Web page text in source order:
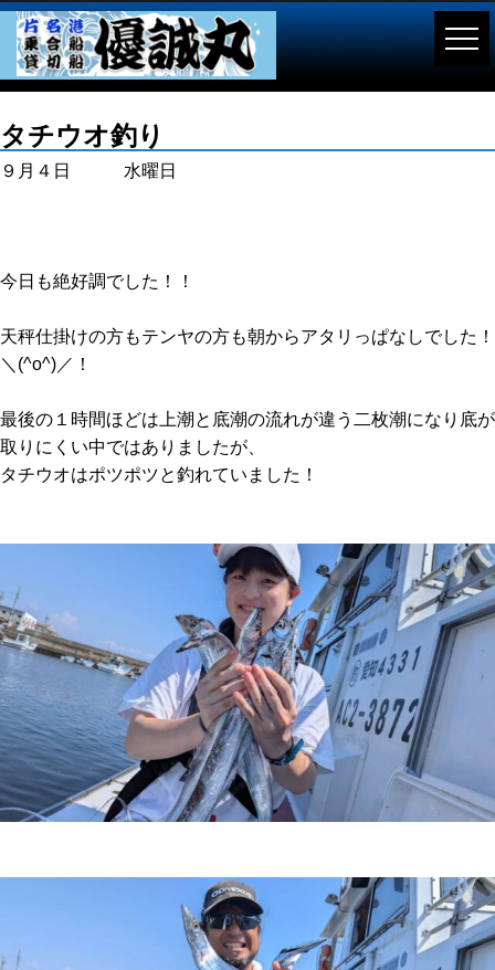
タチウオ釣り
９月４日 水曜日
今日も絶好調でした！！
天秤仕掛けの方もテンヤの方も朝からアタリっぱなしでした！
＼(^o^)／！
最後の１時間ほどは上潮と底潮の流れが違う二枚潮になり底が
取りにくい中ではありましたが、
タチウオはポツポツと釣れていました！